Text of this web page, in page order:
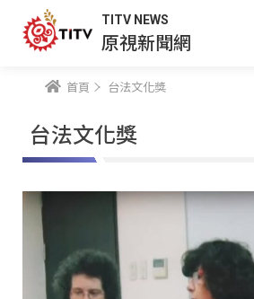
TITV NEWS
原視新聞網
首頁 台法文化獎
台法文化獎